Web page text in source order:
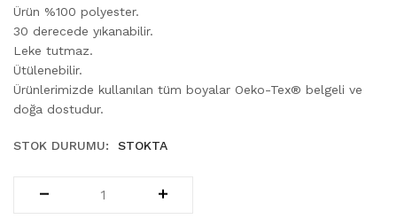
Ürün %100 polyester.
30 derecede yıkanabilir.
Leke tutmaz.
Ütülenebilir.
Ürünlerimizde kullanılan tüm boyalar Oeko-Tex® belgeli ve
doğa dostudur.
STOK DURUMU: STOKTA